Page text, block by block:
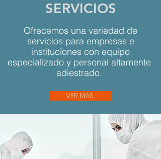
SERVICIOS
Ofrecemos una variedad de
servicios para empresas e
instituciones con equipo
especializado y personal altamente
adiestrado.
VER MÁS...